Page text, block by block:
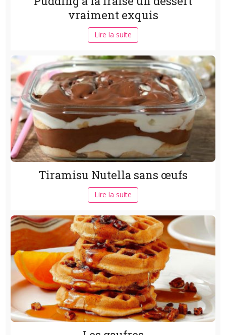
vraiment exquis
Lire la suite
Tiramisu Nutella sans œufs
Lire la suite